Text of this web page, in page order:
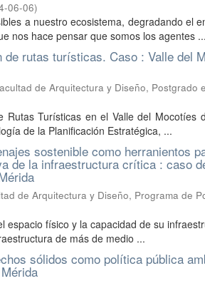
06-06)
a nuestro ecosistema, degradando el
nos hace pensar que somos los agentes ...
rutas turísticas. Caso : Valle del
de Arquitectura y Diseño, Postgrado
Turísticas en el Valle del Mocotíes
de la Planificación Estratégica, ...
sostenible como herranientos
de la infraestructura crítica : caso
de Arquitectura y Diseño, Programa de
físico y la capacidad de su
de más de medio ...
sólidos como política pública